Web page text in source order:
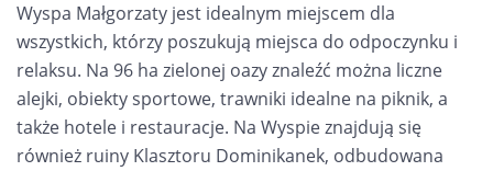
Wyspa Małgorzaty jest idealnym miejscem dla
wszystkich, którzy poszukują miejsca do odpoczynku i
relaksu. Na 96 ha zielonej oazy znaleźć można liczne
alejki, obiekty sportowe, trawniki idealne na piknik, a
także hotele i restauracje. Na Wyspie znajdują się
również ruiny Klasztoru Dominikanek, odbudowana